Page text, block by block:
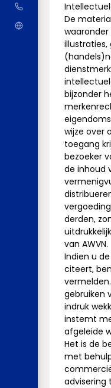
De
waaronder
bijzonder
wijze over
toegang
bezoeker
de inhoud
derden,
van AWVN.
Indien u
citeert,
gebruiken
indruk
instemt
afgeleide
Het is de
met
advisering